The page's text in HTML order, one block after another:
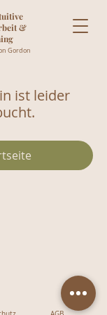
&
Gordon
ist leider